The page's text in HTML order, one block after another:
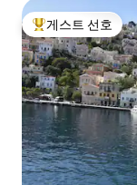
상위 게스트 선호
게스트 선호